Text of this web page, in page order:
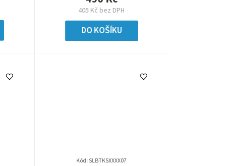
405 Kč bez DPH
DO KOŠÍKU
Kód:SLBTKSXXXX07